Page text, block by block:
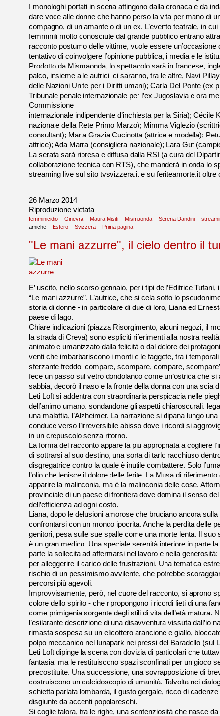
I monologhi portati in scena attingono dalla cronaca e da
dare voce alle donne che hanno perso la vita per mano di
compagno, di un amante o di un ex. L’evento teatrale, in
femminili molto conosciute dal grande pubblico entrano
racconto postumo delle vittime, vuole essere un’occasione
tentativo di coinvolgere l’opinione pubblica, i media e le
Prodotto da Mismaonda, lo spettacolo sarà in francese,
palco, insieme alle autrici, ci saranno, tra le altre, Navi
delle Nazioni Unite per i Diritti umani); Carla Del Ponte (ex
Tribunale penale internazionale per l’ex Jugoslavia e ora
Commissione
internazionale indipendente d’inchiesta per la Siria); Cécile
nazionale della Rete Primo Marzo); Mimma Viglezio
consultant); Maria Grazia Cucinotta (attrice e modella);
attrice); Ada Marra (consigliera nazionale); Lara Gut
La serata sarà ripresa e diffusa dalla RSI (a cura del
collaborazione tecnica con RTS), che manderà in onda lo
streaming live sul sito tvsvizzera.it e su feriteamorte.it oltre
26 Marzo 2014
Riproduzione vietata
femminicidio Ginevra Maura Misiti Mismaonda Serena Dandini
amiche
Estero Svizzera Prima pagina
"Le mani azzurre", il cielo dentro il
E’ uscito, nello scorso gennaio, per i tipi dell’Editrice
“Le mani azzurre”. L’autrice, che si cela sotto lo
storia di donne - in particolare di due di loro, Liana ed
paese di lago.
Chiare indicazioni (piazza Risorgimento, alcuni negozi, il
la strada di Creva) sono espliciti riferimenti alla nostra
animato e umanizzato dalla felicità o dal dolore dei
venti che imbarbariscono i monti e le faggete, tra i
sferzante freddo, compare, scompare, compare,
fece un passo sul vetro dondolando come un’ostrica che si
sabbia, decorò il naso e la fronte della donna con una scia
Leti Loft si addentra con straordinaria perspicacia nelle
dell’animo umano, sondandone gli aspetti chiaroscurali,
una malattia, l’Alzheimer. La narrazione si dipana lungo
conduce verso l’irreversibile abisso dove i ricordi si
in un crepuscolo senza ritorno.
La forma del racconto appare la più appropriata a cogliere
di sottrarsi al suo destino, una sorta di tarlo racchiuso
disgregatrice contro la quale è inutile combattere. Solo
l’olio che lenisce il dolore delle ferite. La Musa di riferimento
apparire la malinconia, ma è la malinconia delle cose.
provinciale di un paese di frontiera dove domina il senso
dell’efficienza ad ogni costo.
Liana, dopo le delusioni amorose che bruciano ancora
confrontarsi con un mondo ipocrita. Anche la perdita delle
genitori, pesa sulle sue spalle come una morte lenta. Il suo
è un gran medico. Una speciale serenità interiore in parte
parte la sollecita ad affermarsi nel lavoro e nella
per alleggerire il carico delle frustrazioni. Una tematica
rischio di un pessimismo avvilente, che potrebbe
percorsi più agevoli.
Improvvisamente, però, nel cuore del racconto, si aprono
colore dello spirito - che ripropongono i ricordi lieti di una
come primigenia sorgente degli stili di vita dell’età matura.
l’esilarante descrizione di una disavventura vissuta dall’io
rimasta sospesa su un elicottero arancione e giallo,
polpo meccanico nel lunapark nei pressi del Baradello (sul
Leti Loft dipinge la scena con dovizia di particolari che
fantasia, ma le restituiscono spazi sconfinati per un gioco
precostituite. Una successione, una sovrapposizione di
costruiscono un caleidoscopio di umanità. Talvolta nei
schietta parlata lombarda, il gusto gergale, ricco di
disgiunte da accenti popolareschi.
Si coglie talora, tra le righe, una sentenziosità che nasce da